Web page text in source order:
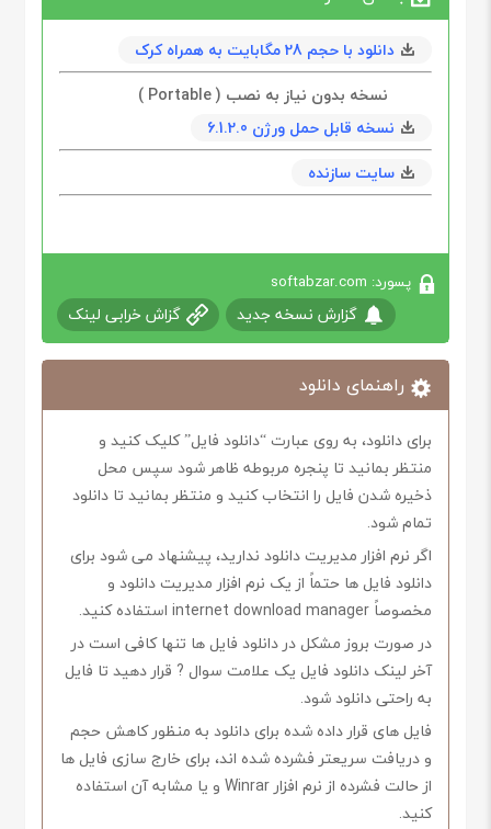
دانلود با حجم 28 مگابايت به همراه کرک
نسخه بدون نیاز به نصب ( Portable )
نسخه قابل حمل ورژن 6.1.2.0
سایت سازنده
پسورد: softabzar.com
گزارش نسخه جدید گزاش خرابی لینک
راهنمای دانلود
برای دانلود، به روی عبارت “دانلود فایل” کلیک کنید و
منتظر بمانید تا پنجره مربوطه ظاهر شود سپس محل
ذخیره شدن فایل را انتخاب کنید و منتظر بمانید تا دانلود
تمام شود.
اگر نرم افزار مدیریت دانلود ندارید، پیشنهاد می شود برای
دانلود فایل ها حتماً از یک نرم افزار مدیریت دانلود و
مخصوصاً internet download manager استفاده کنید.
در صورت بروز مشکل در دانلود فایل ها تنها کافی است در
آخر لینک دانلود فایل یک علامت سوال ? قرار دهید تا فایل
به راحتی دانلود شود.
فایل های قرار داده شده برای دانلود به منظور کاهش حجم
و دریافت سریعتر فشرده شده اند، برای خارج سازی فایل ها
از حالت فشرده از نرم افزار Winrar و یا مشابه آن استفاده
کنید.